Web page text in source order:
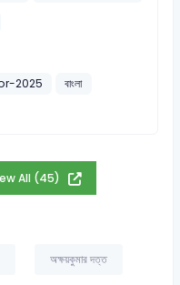
2025
বাংলা
All (45)
অক্ষয়কুমার দত্ত